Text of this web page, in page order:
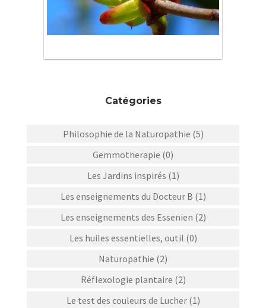
Catégories
Philosophie de la Naturopathie (5)
Gemmotherapie (0)
Les Jardins inspirés (1)
Les enseignements du Docteur B (1)
Les enseignements des Essenien (2)
Les huiles essentielles, outil (0)
Naturopathie (2)
Réflexologie plantaire (2)
Le test des couleurs de Lucher (1)